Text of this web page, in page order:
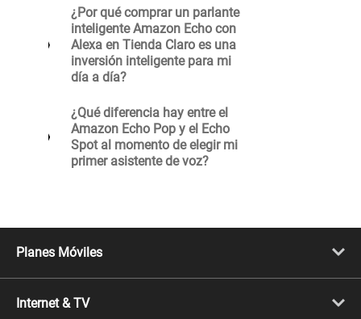
¿Por qué comprar un parlante
inteligente Amazon Echo con
Alexa en Tienda Claro es una
inversión inteligente para mi
día a día?
¿Qué diferencia hay entre el
Amazon Echo Pop y el Echo
Spot al momento de elegir mi
primer asistente de voz?
Planes Móviles
Línea Nueva
Línea Adicional
Internet & TV